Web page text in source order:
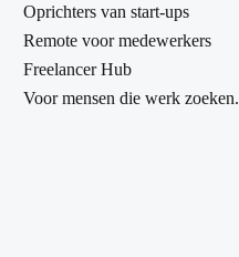
Oprichters van start-ups
Remote voor medewerkers
Freelancer Hub
Voor mensen die werk zoeken.